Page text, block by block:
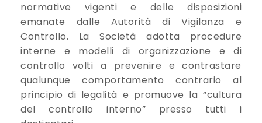
normative vigenti e delle disposizioni
emanate dalle Autorità di Vigilanza e
Controllo. La Società adotta procedure
interne e modelli di organizzazione e di
controllo volti a prevenire e contrastare
qualunque comportamento contrario al
principio di legalità e promuove la “cultura
del controllo interno” presso tutti i